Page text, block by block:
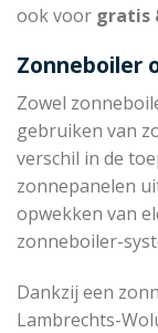
ook voor gratis
Zonneboiler
Zowel
gebruiken van
verschil in de
zonnepanelen
opwekken van
zonneboiler-
Dankzij een
Lambrechts-